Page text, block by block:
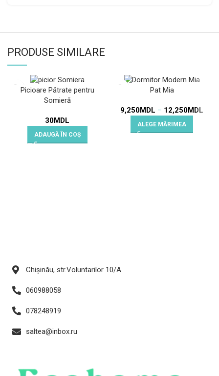
PRODUSE SIMILARE
Picioare Pătrate pentru
Somieră
30MDL
ADAUGĂ ÎN COȘ
Pat Mia
9,250MDL – 12,250MDL
ALEGE MĂRIMEA
Chișinău, str.Voluntarilor 10/A
060988058
078248919
saltea@inbox.ru